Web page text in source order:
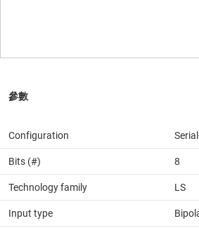
Configuration
Bits (#) 8
Technology family LS
Input type